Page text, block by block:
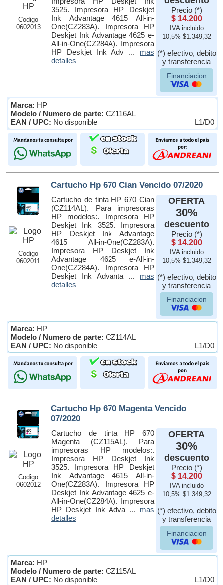
Codigo
0602013
3525. Impresora HP Deskjet
Ink Advantage 4615 All-in-
One(CZ283A). Impresora HP
Deskjet Ink Advantage 4625 e-
All-in-One(CZ284A). Impresora
HP Deskjet Ink Adv ... mas
detalles
Precio (*)
$ 14.200
IVA incluido
10,5% $1.349,32
(*) efectivo, debito
y transferencia
Financiacion
Marca: HP
Modelo / Numero de parte: CZ116AL
EAN / UPC: No disponible L1/D0
Codigo
0602011
Cartucho Hp 670 Cian Vencido 07/2020
Cartucho de tinta HP 670 Cian
(CZ114AL). Para impresoras
HP modelos:. Impresora HP
Deskjet Ink 3525. Impresora
HP Deskjet Ink Advantage
4615 All-in-One(CZ283A).
Impresora HP Deskjet Ink
Advantage 4625 e-All-in-
One(CZ284A). Impresora HP
Deskjet Ink Advanta ... mas
detalles
OFERTA
30%
descuento
Precio (*)
$ 14.200
IVA incluido
10,5% $1.349,32
(*) efectivo, debito
y transferencia
Financiacion
Marca: HP
Modelo / Numero de parte: CZ114AL
EAN / UPC: No disponible L1/D0
Codigo
0602012
Cartucho Hp 670 Magenta Vencido
07/2020
Cartucho de tinta HP 670
Magenta (CZ115AL). Para
impresoras HP modelos:.
Impresora HP Deskjet Ink
3525. Impresora HP Deskjet
Ink Advantage 4615 All-in-
One(CZ283A). Impresora HP
Deskjet Ink Advantage 4625 e-
All-in-One(CZ284A). Impresora
HP Deskjet Ink Adva ... mas
detalles
OFERTA
30%
descuento
Precio (*)
$ 14.200
IVA incluido
10,5% $1.349,32
(*) efectivo, debito
y transferencia
Financiacion
Marca: HP
Modelo / Numero de parte: CZ115AL
EAN / UPC: No disponible L1/D0